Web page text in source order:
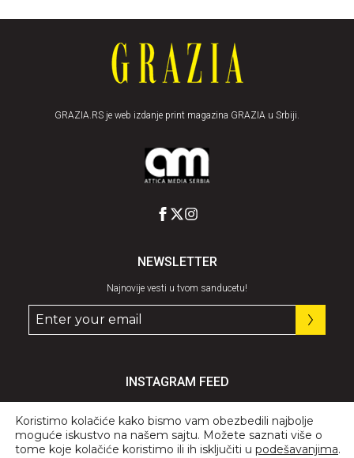
GRAZIA.RS je web izdanje print magazina GRAZIA u Srbiji.
NEWSLETTER
Najnovije vesti u tvom sanducetu!
INSTAGRAM FEED
Koristimo kolačiće kako bismo vam obezbedili najbolje
moguće iskustvo na našem sajtu. Možete saznati više o
tome koje kolačiće koristimo ili ih isključiti u podešavanjima.